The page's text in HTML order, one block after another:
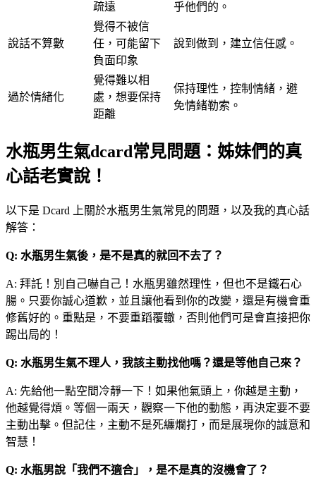
疏遠
乎他們的。
說話不算數
覺得不被信
任，可能留下
負面印象
說到做到，建立信任感。
過於情緒化
覺得難以相
處，想要保持
距離
保持理性，控制情緒，避
免情緒勒索。
水瓶男生氣dcard常見問題：姊妹們的真
心話老實說！
以下是 Dcard 上關於水瓶男生氣常見的問題，以及我的真心話
解答：
Q: 水瓶男生氣後，是不是真的就回不去了？
A: 拜託！別自己嚇自己！水瓶男雖然理性，但也不是鐵石心
腸。只要你誠心道歉，並且讓他看到你的改變，還是有機會重
修舊好的。重點是，不要重蹈覆轍，否則他們可是會直接把你
踢出局的！
Q: 水瓶男生氣不理人，我該主動找他嗎？還是等他自己來？
A: 先給他一點空間冷靜一下！如果他氣頭上，你越是主動，
他越覺得煩。等個一兩天，觀察一下他的動態，再決定要不要
主動出擊。但記住，主動不是死纏爛打，而是展現你的誠意和
智慧！
Q: 水瓶男說「我們不適合」，是不是真的沒機會了？